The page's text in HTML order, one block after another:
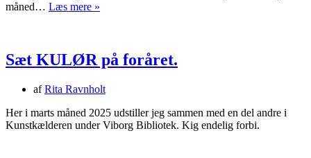
måned… Læs mere »
Viborg.
Sæt KULØR på foråret.
afRita Ravnholt
Her i marts måned 2025 udstiller jeg sammen med en del andre i
Kunstkælderen under Viborg Bibliotek. Kig endelig forbi.